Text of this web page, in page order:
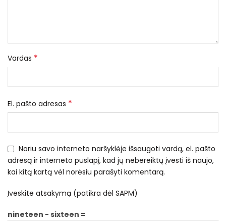
Vardas *
El. pašto adresas *
Noriu savo interneto naršyklėje išsaugoti vardą, el. pašto
adresą ir interneto puslapį, kad jų nebereiktų įvesti iš naujo,
kai kitą kartą vėl norėsiu parašyti komentarą.
Įveskite atsakymą (patikra dėl SAPM)
nineteen − sixteen =